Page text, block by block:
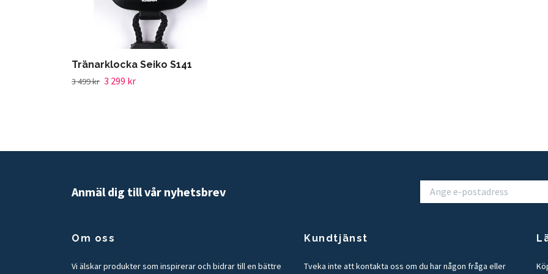
Tränarklocka Seiko S141
3 499 kr 3 299 kr
Anmäl dig till vår nyhetsbrev
Om oss
Vi älskar produkter som inspirerar och bidrar till en bättre
Kundtjänst
Tveka inte att kontakta oss om du har någon fråga eller